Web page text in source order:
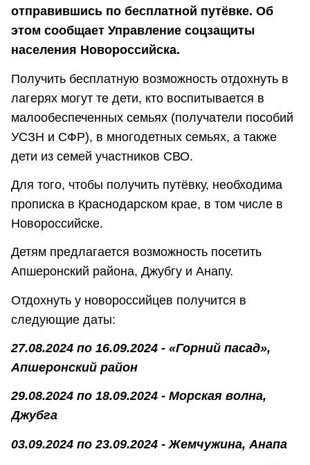
отправившись по бесплатной путёвке. Об
этом сообщает Управление соцзащиты
населения Новороссийска.
Получить бесплатную возможность отдохнуть в
лагерях могут те дети, кто воспитывается в
малообеспеченных семьях (получатели пособий
УСЗН и СФР), в многодетных семьях, а также
дети из семей участников СВО.
Для того, чтобы получить путёвку, необходима
прописка в Краснодарском крае, в том числе в
Новороссийске.
Детям предлагается возможность посетить
Апшеронский района, Джубгу и Анапу.
Отдохнуть у новороссийцев получится в
следующие даты:
27.08.2024 по 16.09.2024 - «Горний пасад»,
Апшеронский район
29.08.2024 по 18.09.2024 - Морская волна,
Джубга
03.09.2024 по 23.09.2024 - Жемчужина, Анапа